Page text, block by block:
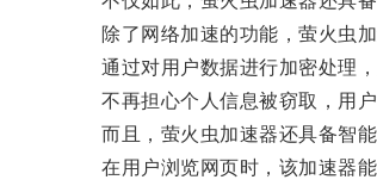
除了网络加速的功能，萤火虫加
通过对用户数据进行加密处理，
不再担心个人信息被窃取，用户
而且，萤火虫加速器还具备智能
在用户浏览网页时，该加速器能